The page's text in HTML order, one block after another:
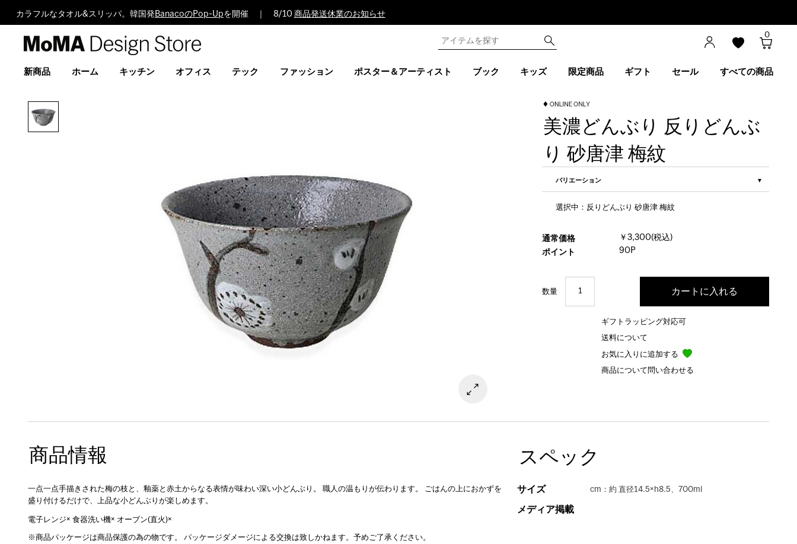
カラフルなタオル&スリッパ。韓国発 BanacoのPop-Upを開催 ｜ 8/10 商品発送休業のお知らせ
Design
0
新商品 ホーム キッチン オフィス テック ファッション ポスター＆アーティスト ブック キッズ 限定商品 ギフト セール すべての商品
美濃どんぶり 反りどんぶ
り 砂唐津 梅紋
バリエーション
選択中：反りどんぶり 砂唐津 梅紋
通常価格
￥3,300(税込)
ポイント
90P
数量
ギフトラッピング対応可
送料について
お気に入りに追加する
商品について問い合わせる
商品情報
一点一点手描きされた梅の枝と、釉薬と赤土からなる表情が味わい深い小どんぶり。 職人の温もりが伝わります。 ごはんの上におかずを
盛り付けるだけで、上品な小どんぶりが楽しめます。
電子レンジ× 食器洗い機× オーブン(直火)×
※商品パッケージは商品保護の為の物です。 パッケージダメージによる交換は致しかねます。予めご了承ください。
スペック
サイズ cm：約 直径14.5×h8.5、700ml
メディア掲載